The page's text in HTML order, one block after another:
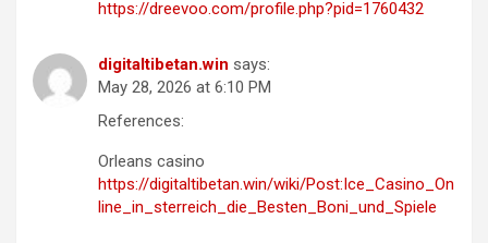
https://dreevoo.com/profile.php?pid=1760432
digitaltibetan.win says:
May 28, 2026 at 6:10 PM
References:
Orleans casino
https://digitaltibetan.win/wiki/Post:Ice_Casino_On
line_in_sterreich_die_Besten_Boni_und_Spiele